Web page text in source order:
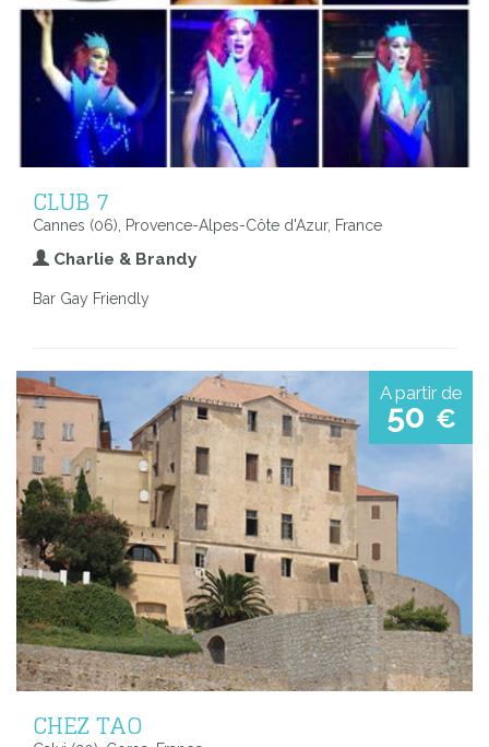
CLUB 7
Cannes (06), Provence-Alpes-Côte d'Azur, France
Charlie & Brandy
Bar Gay Friendly
A partir de
50 €
CHEZ TAO